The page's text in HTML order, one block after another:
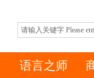
语言之师